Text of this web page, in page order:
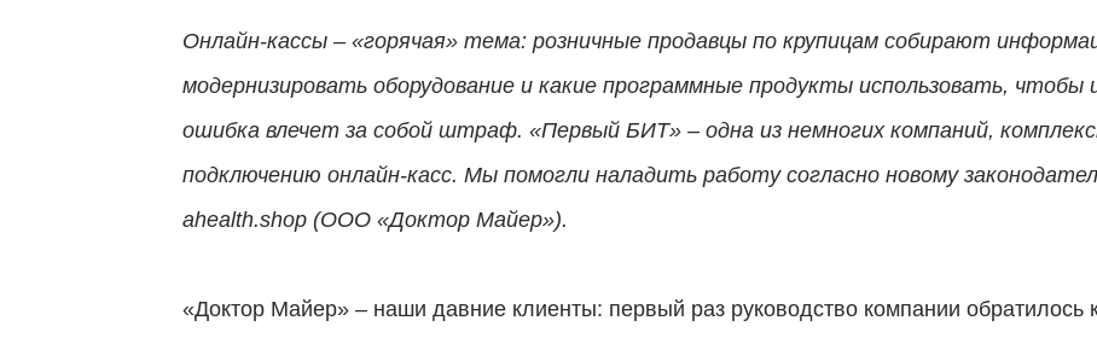
Онлайн-кассы – «горячая» тема: розничные продавцы по крупицам собирают
модернизировать оборудование и какие программные продукты использовать,
ошибка влечет за собой штраф. «Первый БИТ» – одна из немногих компаний,
подключению онлайн-касс. Мы помогли наладить работу согласно новому
ahealth.shop (ООО «Доктор Майер»).
«Доктор Майер» – наши давние клиенты: первый раз руководство компании обратилось